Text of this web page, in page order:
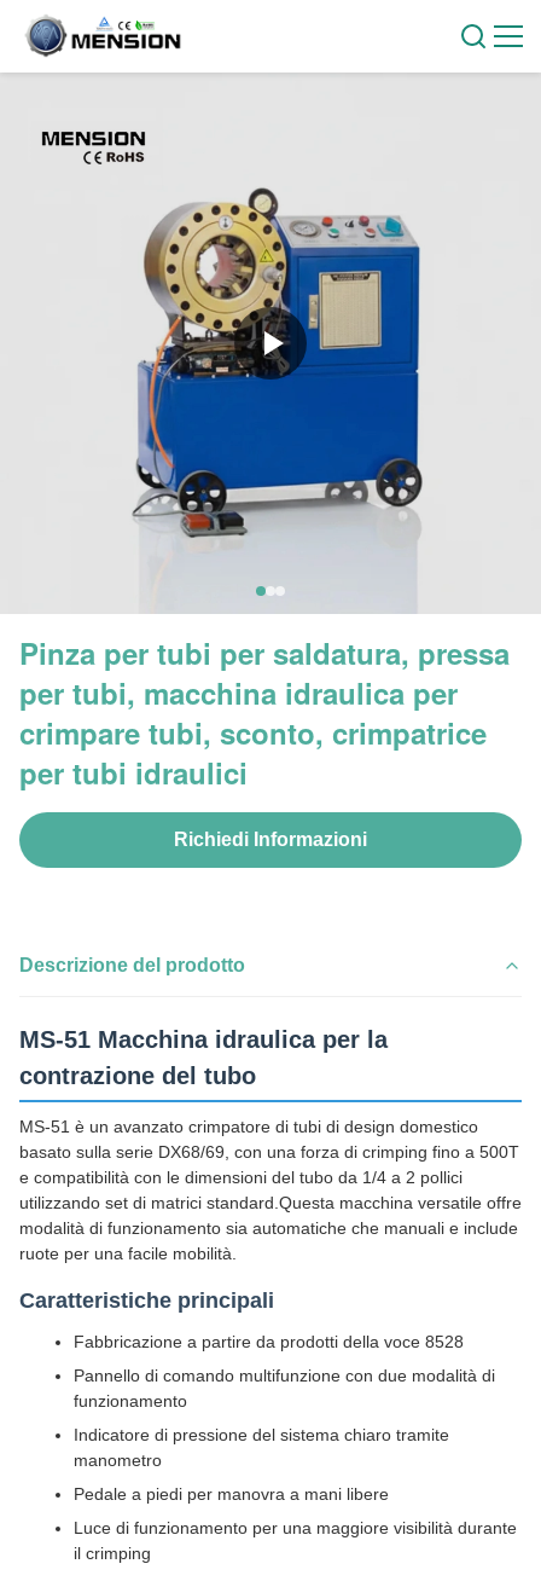
Pinza per tubi per saldatura, pressa
per tubi, macchina idraulica per
crimpare tubi, sconto, crimpatrice
per tubi idraulici
Richiedi Informazioni
Descrizione del prodotto
MS-51 Macchina idraulica per la
contrazione del tubo
MS-51 è un avanzato crimpatore di tubi di design domestico
basato sulla serie DX68/69, con una forza di crimping fino a 500T
e compatibilità con le dimensioni del tubo da 1/4 a 2 pollici
utilizzando set di matrici standard.Questa macchina versatile offre
modalità di funzionamento sia automatiche che manuali e include
ruote per una facile mobilità.
Caratteristiche principali
Fabbricazione a partire da prodotti della voce 8528
Pannello di comando multifunzione con due modalità di
funzionamento
Indicatore di pressione del sistema chiaro tramite
manometro
Pedale a piedi per manovra a mani libere
Luce di funzionamento per una maggiore visibilità durante
il crimping